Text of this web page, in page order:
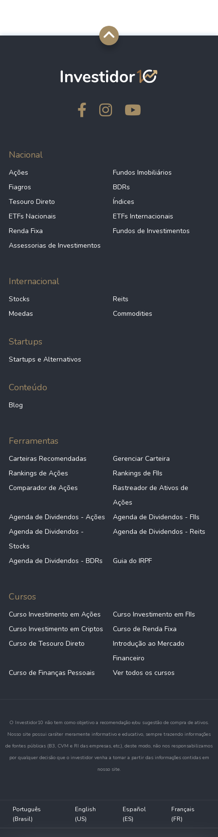
Nacional
Ações
Fundos Imobiliários
Fiagros
BDRs
Tesouro Direto
Índices
ETFs Nacionais
ETFs Internacionais
Renda Fixa
Fundos de Investimentos
Assessorias de Investimentos
Internacional
Stocks
Reits
Moedas
Commodities
Startups
Startups e Alternativos
Conteúdo
Blog
Ferramentas
Carteiras Recomendadas
Gerenciar Carteira
Rankings de Ações
Rankings de FIIs
Comparador de Ações
Rastreador de Ativos de
Ações
Agenda de Dividendos - Ações
Agenda de Dividendos - FIIs
Agenda de Dividendos -
Stocks
Agenda de Dividendos - Reits
Agenda de Dividendos - BDRs Guia do IRPF
Cursos
Curso Investimento em Ações
Curso Investimento em FIIs
Curso Investimento em Criptos
Curso de Renda Fixa
Curso de Tesouro Direto
Introdução ao Mercado
Financeiro
Curso de Finanças Pessoais
Ver todos os cursos
O Investidor10 não tem como objetivo a recomendação e/ou sugestão de compra de ativos.
Nosso site possui caráter meramente informativo e educativo, sempre trazendo informações
de fontes públicas (B3, CVM e RI das empresas, etc.), deste modo, não nos responsabilizamos
por qualquer decisão que o investidor venha a tomar a partir das informações contidas em
nosso site.
Português
(Brasil)
English
(US)
Español
(ES)
Français
(FR)